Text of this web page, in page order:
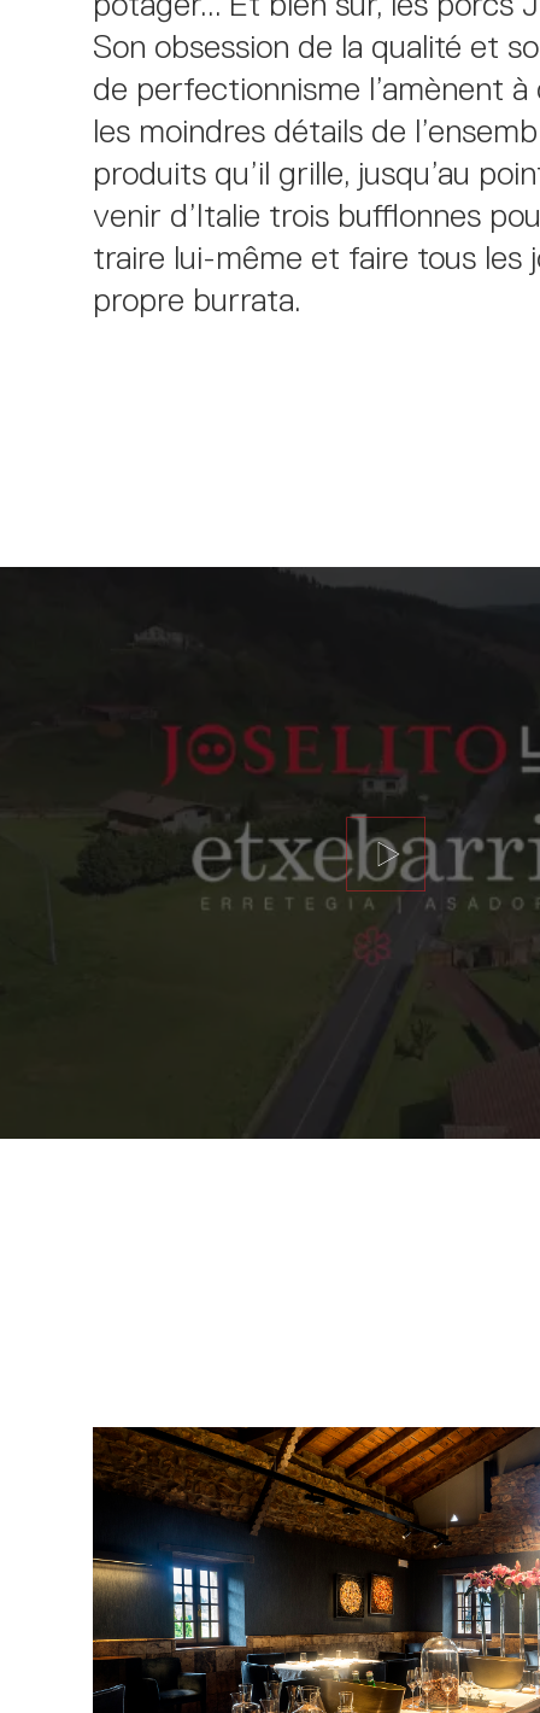
Son obsession de la qualité et
de perfectionnisme l’amènent
les moindres détails de
produits qu’il grille, jusqu’au
venir d’Italie trois bufflonnes
traire lui-même et faire tous les
propre burrata.